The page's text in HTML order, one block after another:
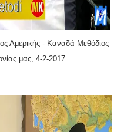
Αμερικής - Καναδά Μεθόδιος
μας, 4-2-2017